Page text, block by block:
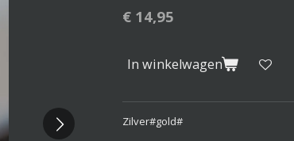
€ 14,95
In winkelwagen
Zilver#gold#